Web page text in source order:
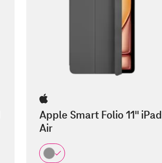
Apple Smart Folio 11" iPad
Air